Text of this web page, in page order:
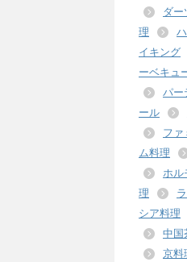
ダー
理
イキング
ーベキュ
パー
ール
ファ
ム料理
ホル
理
シア料理
中国
京料